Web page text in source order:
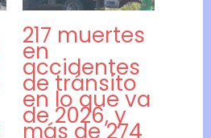
217 muertes
en
accidentes
de tránsito
en lo que va
de 2026, y
más de 274